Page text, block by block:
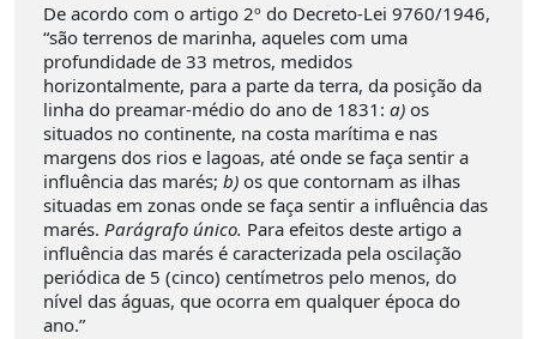
De acordo com o artigo 2º do Decreto-Lei 9760/1946,
“são terrenos de marinha, aqueles com uma
profundidade de 33 metros, medidos
horizontalmente, para a parte da terra, da posição da
linha do preamar-médio do ano de 1831: a) os
situados no continente, na costa marítima e nas
margens dos rios e lagoas, até onde se faça sentir a
influência das marés; b) os que contornam as ilhas
situadas em zonas onde se faça sentir a influência das
marés. Parágrafo único. Para efeitos deste artigo a
influência das marés é caracterizada pela oscilação
periódica de 5 (cinco) centímetros pelo menos, do
nível das águas, que ocorra em qualquer época do
ano.”